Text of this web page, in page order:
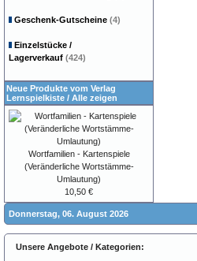
Geschenk-Gutscheine (4)
Einzelstücke /
Lagerverkauf (424)
Neue Produkte vom Verlag
Lernspielkiste / Alle zeigen
Wortfamilien - Kartenspiele
(Veränderliche Wortstämme-
Umlautung)
10,50 €
Donnerstag, 06. August 2026
Unsere Angebote / Kategorien: